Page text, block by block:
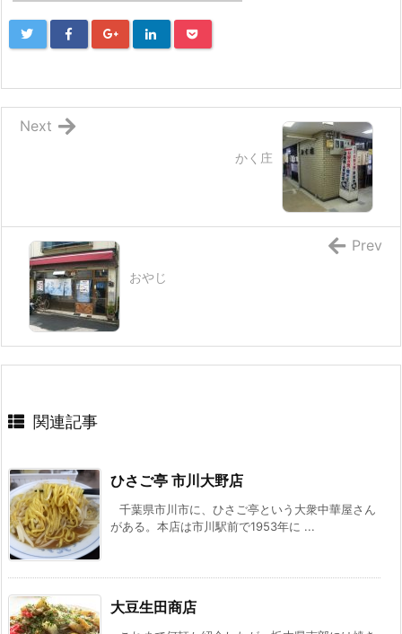
かく庄
Next
おやじ
Prev
関連記事
ひさご亭 市川大野店
千葉県市川市に、ひさご亭という大衆中華屋さん
がある。本店は市川駅前で1953年に ...
大豆生田商店